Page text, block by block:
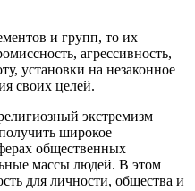
и групп, то их
агрессивность,
установки на незаконное
своих целей.
экстремизм
широкое
общественных
массы людей. В этом
для личности, общества и